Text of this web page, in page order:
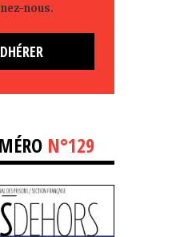
nous.
N°129